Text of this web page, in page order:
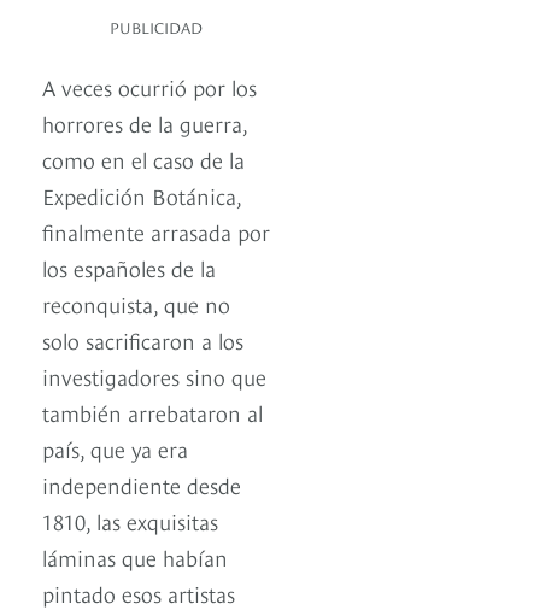
PUBLICIDAD
A veces ocurrió por los
horrores de la guerra,
como en el caso de la
Expedición Botánica,
finalmente arrasada por
los españoles de la
reconquista, que no
solo sacrificaron a los
investigadores sino que
también arrebataron al
país, que ya era
independiente desde
1810, las exquisitas
láminas que habían
pintado esos artistas